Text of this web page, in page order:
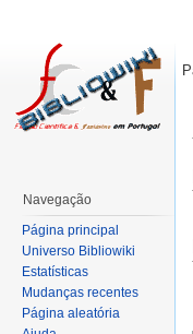
Navegação
Página principal
Universo Bibliowiki
Estatísticas
Mudanças recentes
Página aleatória